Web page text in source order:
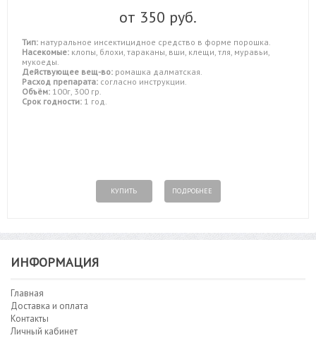
от 350 руб.
Тип: натуральное инсектицидное средство в форме порошка.
Насекомые: клопы, блохи, тараканы, вши, клещи, тля, муравьи,
мукоеды.
Действующее вещ-во: ромашка далматская.
Расход препарата: согласно инструкции.
Объём: 100г, 300 гр.
Срок годности: 1 год.
КУПИТЬ ПОДРОБНЕЕ
ИНФОРМАЦИЯ
Главная
Доставка и оплата
Контакты
Личный кабинет